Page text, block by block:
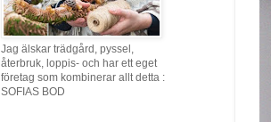
Jag älskar trädgård, pyssel,
återbruk, loppis- och har ett eget
företag som kombinerar allt detta :
SOFIAS BOD